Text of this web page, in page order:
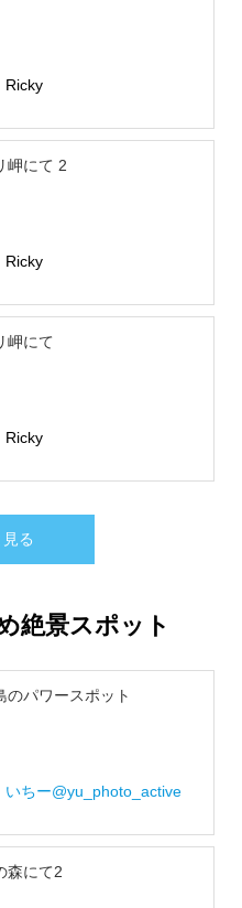
Ricky
岬にて 2
Ricky
岬にて
Ricky
る
絶景スポット
のパワースポット
いちー@yu_photo_active
森にて2